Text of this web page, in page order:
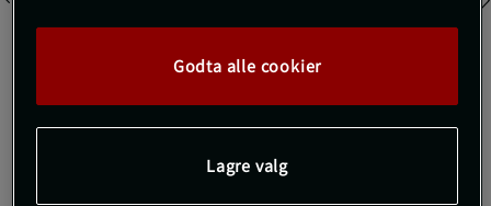
36Utsolgt fra lager
Gi meg beskjed via e-post
Godta alle cookier
Lagre valg